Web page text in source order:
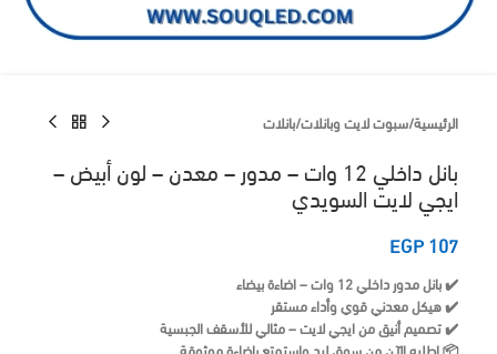
الرئيسية/سبوت لايت وبانلات/بانلات
بانل داخلي 12 وات – مدور – معدن – لون أبيض –
ايجي لايت السويدي
EGP107
✔️ بانل مدور داخلي 12 وات – اضاءة بيضاء
✔️ هيكل معدني قوي وأداء مستقر
✔️ تصميم أنيق من ايجي لايت – مثالي للأسقف الجبسية